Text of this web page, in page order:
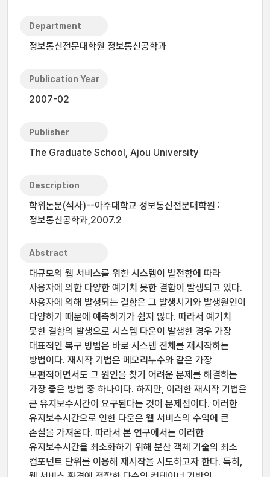
Department
정보통신전문대학원 정보통신공학과
Publication Year
2007-02
Publisher
The Graduate School, Ajou University
Description
학위논문(석사)--아주대학교 정보통신전문대학원 :
정보통신공학과,2007.2
Abstract
대규모의 웹 서비스를 위한 시스템이 발전함에 따라
사용자에 의한 다양한 예기치 못한 결함이 발생되고 있다.
사용자에 의해 발생되는 결함은 그 발생시기와 발생원인이
다양하기 때문에 예측하기가 쉽지 않다. 따라서 예기치
못한 결함의 발생으로 시스템 다운이 발생한 경우 가장
대표적인 복구 방법은 바로 시스템 전체를 재시작하는
방법이다. 재시작 기법은 메모리누수와 같은 가장
보편적이면서도 그 원인을 찾기 어려운 문제를 해결하는
가장 좋은 방법 중 하나이다. 하지만, 이러한 재시작 기법은
큰 유지보수시간이 요구된다는 것이 문제점이다. 이러한
유지보수시간으로 인한 다운은 웹 서비스의 수익에 큰
손실을 가져온다. 따라서 본 연구에서는 이러한
유지보수시간을 최소화하기 위해 분산 객체 기술의 최소
컴포넌트 단위를 이용해 재시작을 시도하고자 한다. 특히,